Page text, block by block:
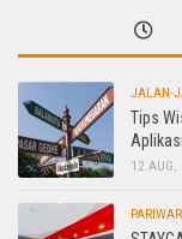
JALAN-
Tips
12 AUG,